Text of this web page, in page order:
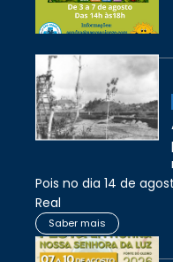
Pois no dia 14 de
Real
Saber mais